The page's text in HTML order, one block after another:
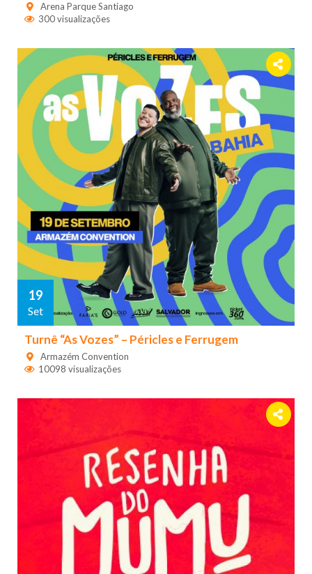
Arena Parque Santiago
300 visualizações
19
Set
Turnê “As Vozes” – Péricles e Ferrugem
Armazém Convention
10098 visualizações